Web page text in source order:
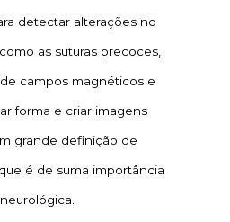
detectar alterações no
as suturas precoces,
campos magnéticos e
forma e criar imagens
grande definição de
é de suma importância